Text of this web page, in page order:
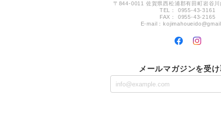
〒844-0011 佐賀県西松浦郡有田町岩谷
TEL： 0955-43-3161
FAX： 0955-43-2165
E-mail：
メールマガジンを受